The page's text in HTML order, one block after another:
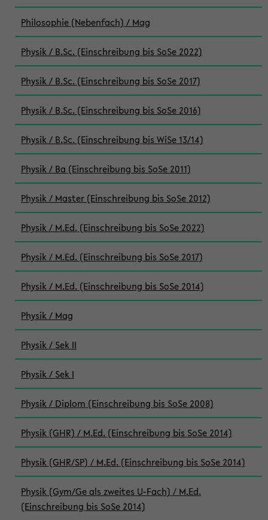
Philosophie (Nebenfach) / Mag
Physik / B.Sc. (Einschreibung bis SoSe 2022)
Physik / B.Sc. (Einschreibung bis SoSe 2017)
Physik / B.Sc. (Einschreibung bis SoSe 2016)
Physik / B.Sc. (Einschreibung bis WiSe 13/14)
Physik / Ba (Einschreibung bis SoSe 2011)
Physik / Master (Einschreibung bis SoSe 2012)
Physik / M.Ed. (Einschreibung bis SoSe 2022)
Physik / M.Ed. (Einschreibung bis SoSe 2017)
Physik / M.Ed. (Einschreibung bis SoSe 2014)
Physik / Mag
Physik / Sek II
Physik / Sek I
Physik / Diplom (Einschreibung bis SoSe 2008)
Physik (GHR) / M.Ed. (Einschreibung bis SoSe 2014)
Physik (GHR/SP) / M.Ed. (Einschreibung bis SoSe 2014)
Physik (Gym/Ge als zweites U-Fach) / M.Ed.
(Einschreibung bis SoSe 2014)